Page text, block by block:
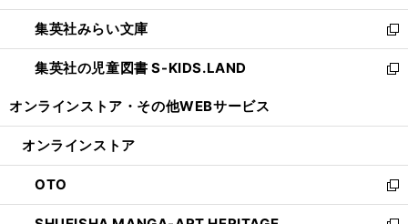
開
く
ウ
で
開
く
ン
ド
ウ
で
ウ
ィ
ン
ド
開
集英社みらい文庫
新
し
い
ン
ウ
で
開
集英社の児童図書 S-KIDS.LAND
新
ウ
ン
ド
ウ
オンラインストア・ その他WEBサービス
オンラインストア
OTO
新
し